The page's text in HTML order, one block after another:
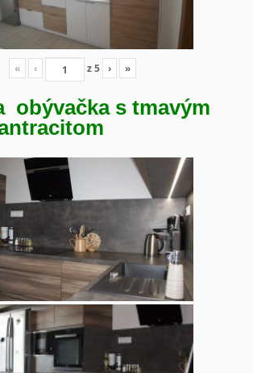
« ‹ z5 › »
obývačka s tmavým